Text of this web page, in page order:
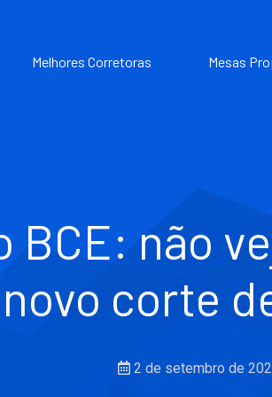
Melhores Corretoras Mesas
BCE: não
novo corte
2 de setembro de